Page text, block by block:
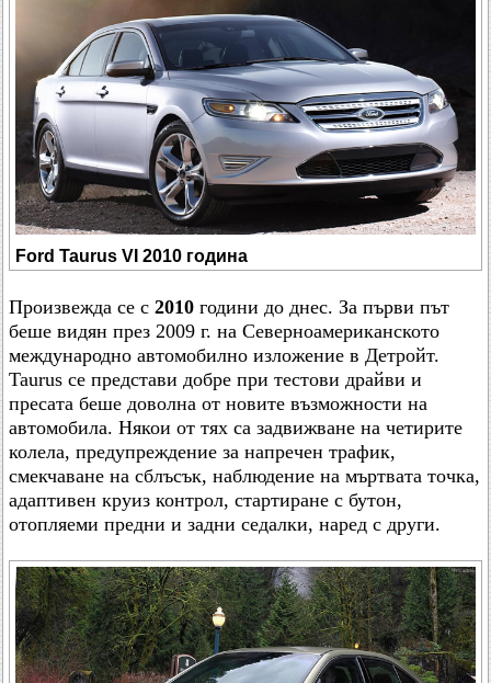
Ford Taurus VI 2010 година
Произвежда се с 2010 години до днес. За първи път
беше видян през 2009 г. на Северноамериканското
международно автомобилно изложение в Детройт.
Taurus се представи добре при тестови драйви и
пресата беше доволна от новите възможности на
автомобила. Някои от тях са задвижване на четирите
колела, предупреждение за напречен трафик,
смекчаване на сблъсък, наблюдение на мъртвата точка,
адаптивен круиз контрол, стартиране с бутон,
отопляеми предни и задни седалки, наред с други.